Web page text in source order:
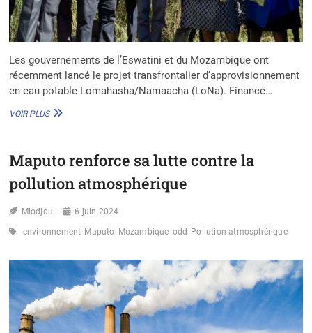
Les gouvernements de l’Eswatini et du Mozambique ont
récemment lancé le projet transfrontalier d’approvisionnement
en eau potable Lomahasha/Namaacha (LoNa). Financé…
VOIR PLUSLANCEMENT
:
000
DESSERVIES
EAU
Maputo renforce sa lutte contre la
pollution atmosphérique
Miodjou 6 juin 2024
environnement Maputo Mozambique odd Pollution atmosphérique